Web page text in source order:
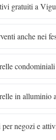
gratuiti a
anche nei
in alluminio
negozi e